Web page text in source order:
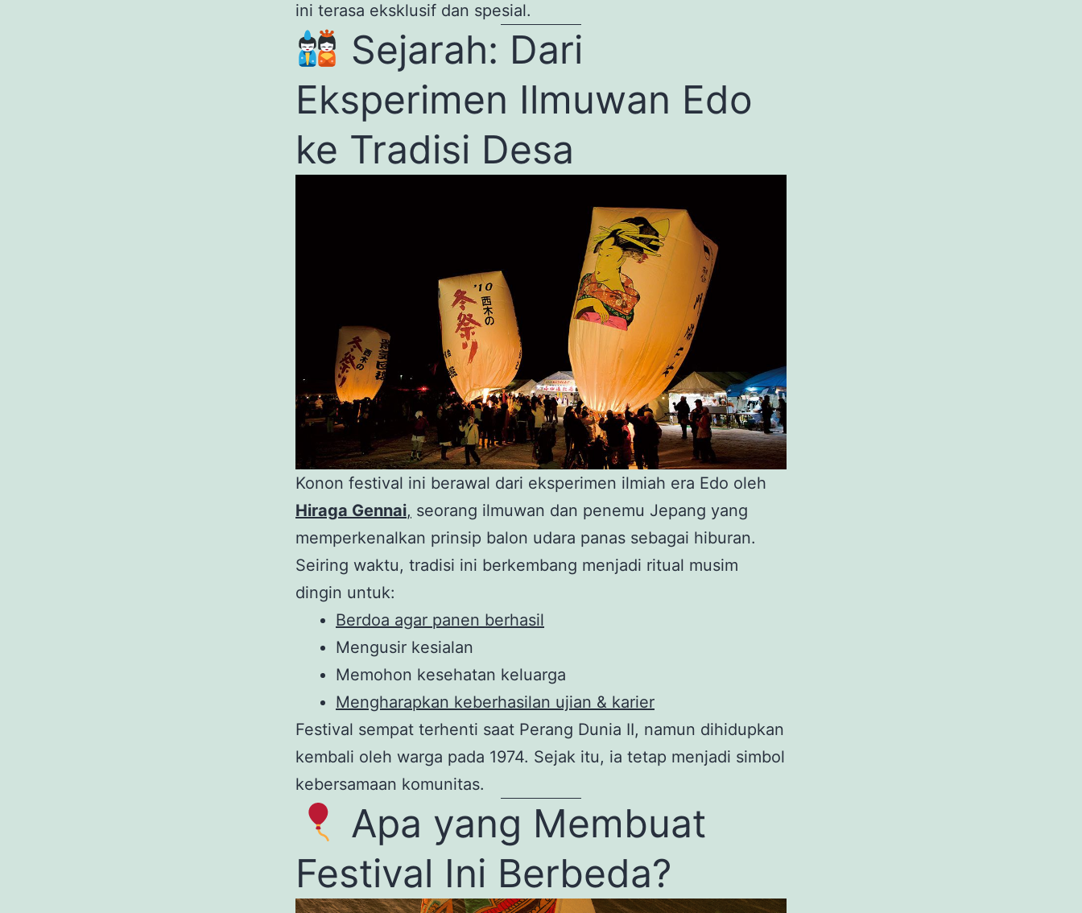
ini terasa eksklusif dan spesial.
Sejarah: Dari
Eksperimen Ilmuwan Edo
ke Tradisi Desa
Konon festival ini berawal dari eksperimen ilmiah era Edo oleh
Hiraga Gennai, seorang ilmuwan dan penemu Jepang yang
memperkenalkan prinsip balon udara panas sebagai hiburan.
Seiring waktu, tradisi ini berkembang menjadi ritual musim
dingin untuk:
Berdoa agar panen berhasil
Mengusir kesialan
Memohon kesehatan keluarga
Mengharapkan keberhasilan ujian & karier
Festival sempat terhenti saat Perang Dunia II, namun dihidupkan
kembali oleh warga pada 1974. Sejak itu, ia tetap menjadi simbol
kebersamaan komunitas.
Apa yang Membuat
Festival Ini Berbeda?